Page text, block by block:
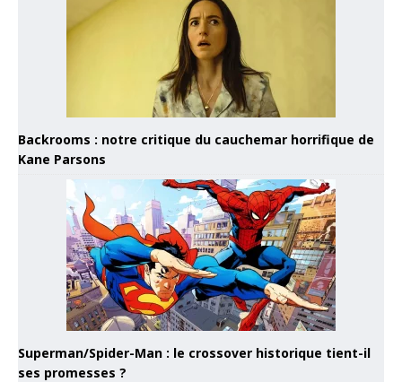
Backrooms : notre critique du cauchemar horrifique de
Kane Parsons
Superman/Spider-Man : le crossover historique tient-il
ses promesses ?